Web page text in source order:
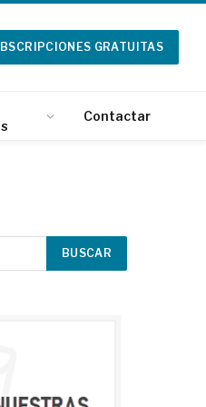
GRATUITAS
Contactar